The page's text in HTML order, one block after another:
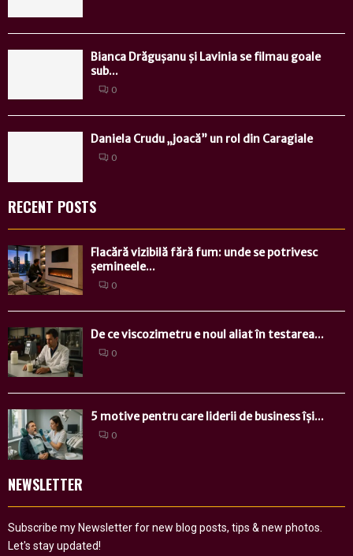
Bianca Drăgușanu și Lavinia se filmau goale
sub...
0
Daniela Crudu „joacă” un rol din Caragiale
0
RECENT POSTS
Flacără vizibilă fără fum: unde se potrivesc
șemineele...
0
De ce viscozimetru e noul aliat în testarea...
0
5 motive pentru care liderii de business își...
0
NEWSLETTER
Subscribe my Newsletter for new blog posts, tips & new photos.
Let's stay updated!